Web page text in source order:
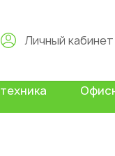
Личный кабинет